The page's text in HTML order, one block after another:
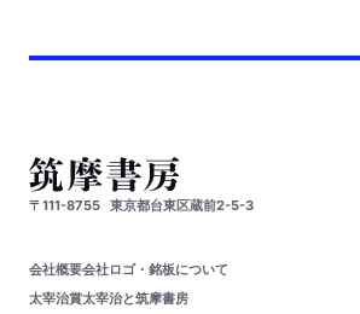
〒111-8755 東京都台東区蔵前2-5-3
会社概要会社ロゴ・銘板について
太宰治賞太宰治と筑摩書房